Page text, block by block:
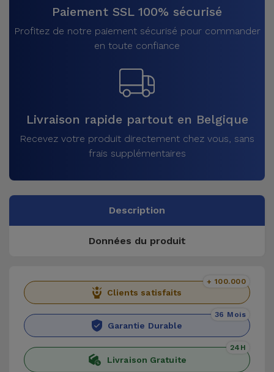
Paiement SSL 100% sécurisé
Profitez de notre paiement sécurisé pour commander
en toute confiance
Livraison rapide partout en Belgique
Recevez votre produit directement chez vous, sans
frais supplémentaires
Description
Données du produit
Clients satisfaits
+ 100.000
Garantie Durable
36 Mois
Livraison Gratuite
24H